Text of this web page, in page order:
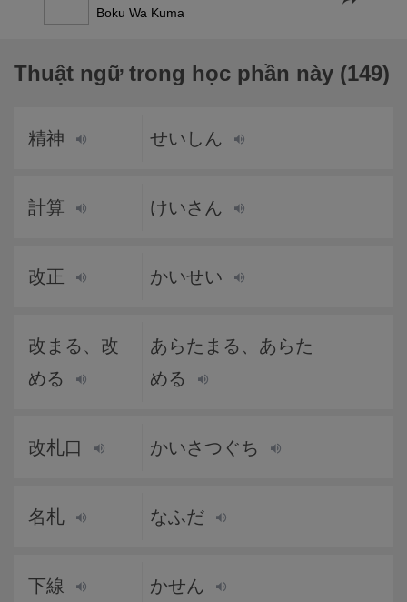
Boku Wa Kuma
Thuật ngữ trong học phần này (149)
精神 せいしん
計算 けいさん
改正 かいせい
改まる、改
める
あらたまる、あらた
める
改札口 かいさつぐち
名札 なふだ
下線 かせん